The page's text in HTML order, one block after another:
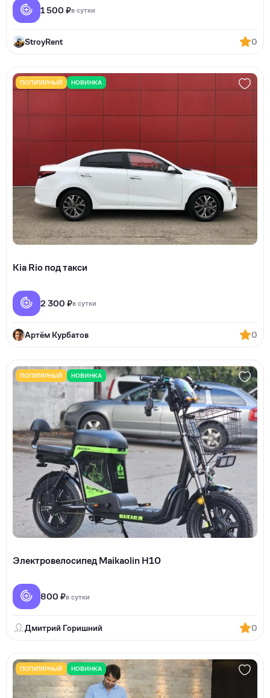
1 500 ₽в сутки
StroyRent 0
ПОПУЛЯРНЫЙ НОВИНКА
Kia Rio под такси
2 300 ₽в сутки
Артём Курбатов 0
ПОПУЛЯРНЫЙ НОВИНКА
Электровелосипед Maikaolin H10
800 ₽в сутки
Дмитрий Горишний 0
ПОПУЛЯРНЫЙ НОВИНКА